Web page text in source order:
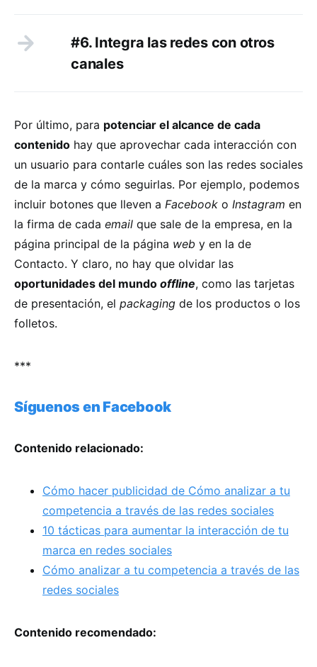
#6. Integra las redes con otros
canales
Por último, para potenciar el alcance de cada
contenido hay que aprovechar cada interacción con
un usuario para contarle cuáles son las redes sociales
de la marca y cómo seguirlas. Por ejemplo, podemos
incluir botones que lleven a Facebook o Instagram en
la firma de cada email que sale de la empresa, en la
página principal de la página web y en la de
Contacto. Y claro, no hay que olvidar las
oportunidades del mundo offline, como las tarjetas
de presentación, el packaging de los productos o los
folletos.
***
Síguenos en Facebook
Contenido relacionado:
Cómo hacer publicidad de Cómo analizar a tu
competencia a través de las redes sociales
10 tácticas para aumentar la interacción de tu
marca en redes sociales
Cómo analizar a tu competencia a través de las
redes sociales
Contenido recomendado: